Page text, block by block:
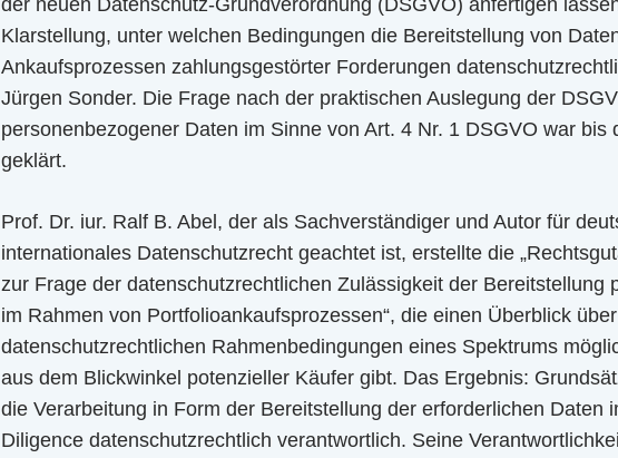
Klarstellung, unter welchen Bedingungen die Bereitstellung von
Ankaufsprozessen zahlungsgestörter Forderungen
Jürgen Sonder. Die Frage nach der praktischen Auslegung der
personenbezogener Daten im Sinne von Art. 4 Nr. 1 DSGVO war bis
geklärt.
Prof. Dr. iur. Ralf B. Abel, der als Sachverständiger und Autor für
internationales Datenschutzrecht geachtet ist, erstellte die
zur Frage der datenschutzrechtlichen Zulässigkeit der Bereitstellung
im Rahmen von Portfolioankaufsprozessen“, die einen Überblick
datenschutzrechtlichen Rahmenbedingungen eines Spektrums
aus dem Blickwinkel potenzieller Käufer gibt. Das Ergebnis:
die Verarbeitung in Form der Bereitstellung der erforderlichen Daten
Diligence datenschutzrechtlich verantwortlich. Seine